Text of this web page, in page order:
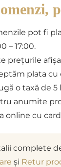
pot fi
– 17:00.
prețurile
plata cu
o taxă de
anumite
online cu
complete
și Retur